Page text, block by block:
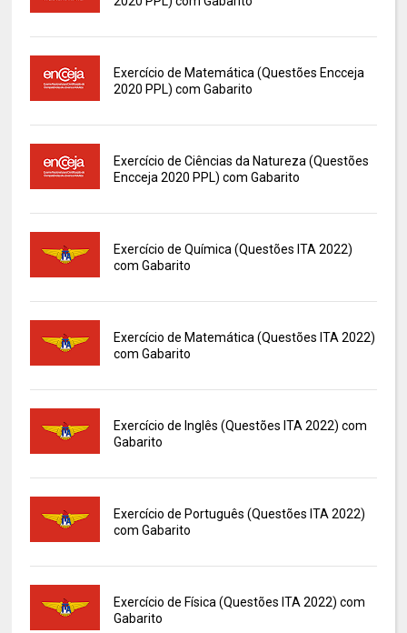
Exercício de Matemática (Questões Encceja
2020 PPL) com Gabarito
Exercício de Ciências da Natureza (Questões
Encceja 2020 PPL) com Gabarito
Exercício de Química (Questões ITA 2022)
com Gabarito
Exercício de Matemática (Questões ITA 2022)
com Gabarito
Exercício de Inglês (Questões ITA 2022) com
Gabarito
Exercício de Português (Questões ITA 2022)
com Gabarito
Exercício de Física (Questões ITA 2022) com
Gabarito